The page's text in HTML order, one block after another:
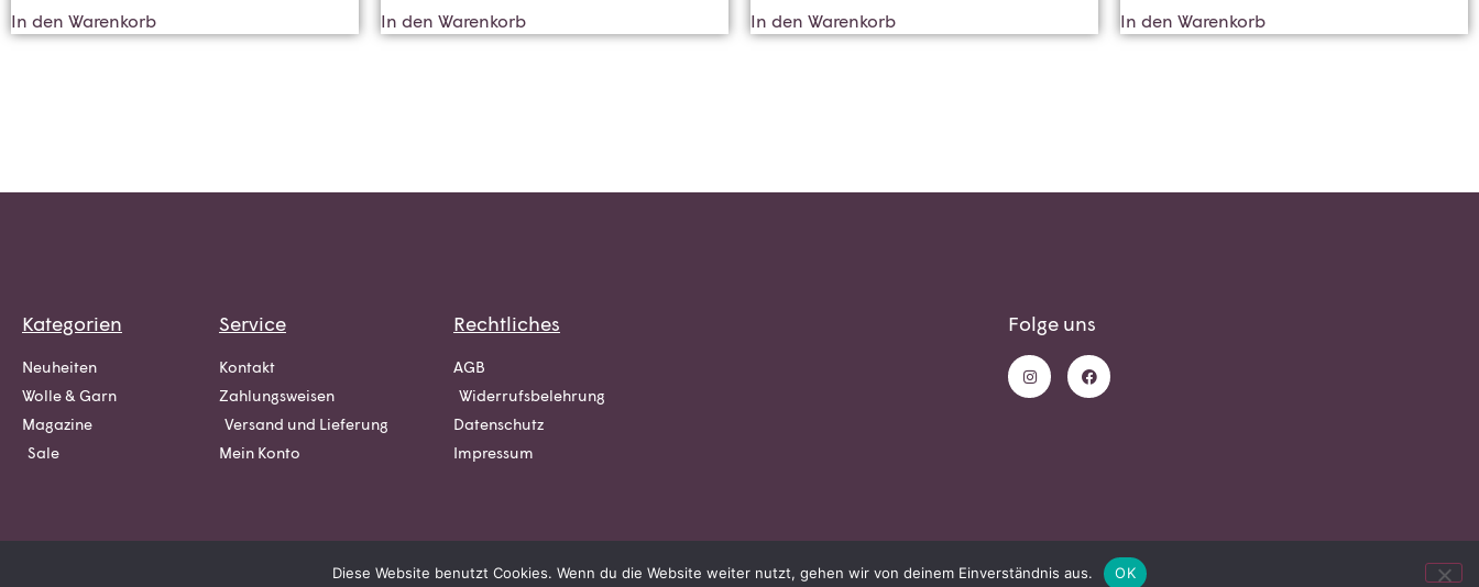
In den Warenkorb In den Warenkorb In den Warenkorb In den Warenkorb
Kategorien
Neuheiten
Wolle & Garn
Magazine
Sale
Service
Kontakt
Zahlungsweisen
Versand und Lieferung
Mein Konto
Rechtliches
AGB
Widerrufsbelehrung
Datenschutz
Impressum
Folge uns
Diese Website benutzt Cookies. Wenn du die Website weiter nutzt, gehen wir von deinem Einverständnis aus. OK